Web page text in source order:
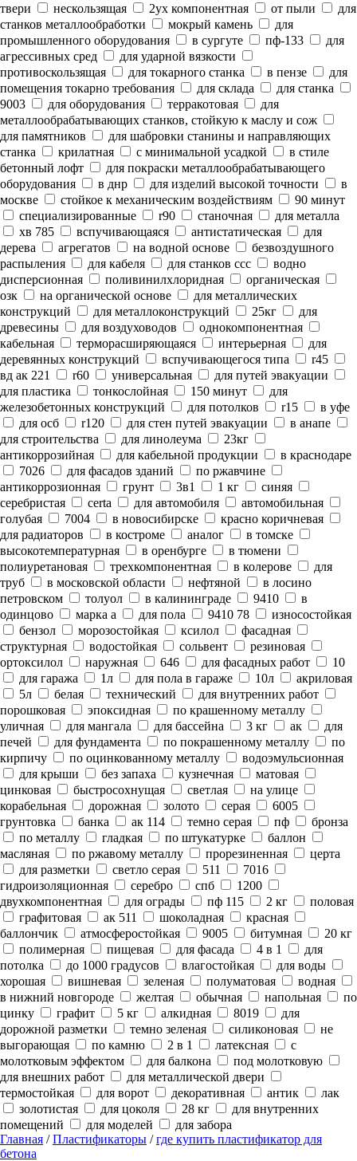
твери
нескользящая 2ух компонентная от пыли
для
станков металлообработки
мокрый камень
для
промышленного оборудования
в сургуте пф-133
для
агрессивных сред
для ударной вязкости
противоскользящая
для токарного станка в пензе
для
помещения токарно требования
для склада
для станка
9003
для оборудования терракотовая
для
металлообрабатывающих станков, стойкую к маслу и сож
для памятников
для шабровки станины и направляющих
станка
крилатная с минимальной усадкой
в стиле
бетонный лофт
для покраски металлообрабатывающего
оборудования
в днр для изделий высокой точности
в
москве
стойкое к механическим воздействиям
90 минут
специализированные
r90 станочная
для металла
хв 785
вспучивающаяся антистатическая
для
дерева
агрегатов на водной основе
безвоздушного
распыления
для кабеля для станков ссс
водно
дисперсионная
поливинилхлоридная
органическая
озк
на органической основе
для металлических
конструкций
для металлоконструкций 25кг
для
древесины
для воздуховодов
однокомпонентная
кабельная
терморасширяющаяся интерьерная
для
деревянных конструкций
вспучивающегося типа
r45
вд ак 221
r60 универсальная
для путей эвакуации
для пластика
тонкослойная 150 минут
для
железобетонных конструкций
для потолков r15
в уфе
для осб
r120 для стен путей эвакуации
в анапе
для строительства
для линолеума
23кг
антикоррозийная
для кабельной продукции
в краснодаре
7026
для фасадов зданий
по ржавчине
антикоррозионная
грунт 3в1 1 кг
синяя
серебристая
certa для автомобиля
автомобильная
голубая
7004 в новосибирске
красно коричневая
для радиаторов
в костроме аналог
в томске
высокотемпературная
в оренбурге
в тюмени
полиуретановая
трехкомпонентная в колерове
для
труб
в московской области нефтяной
в лосино
петровском
толуол в калининграде 9410
в
одинцово
марка а для пола 9410 78
износостойкая
бензол
морозостойкая ксилол
фасадная
структурная
водостойкая сольвент
резиновая
ортоксилол
наружная 646 для фасадных работ
10
для гаража
1л для пола в гараже 10л
акриловая
5л
белая технический
для внутренних работ
порошковая
эпоксидная
по крашенному металлу
уличная
для мангала для бассейна 3 кг ак
для
печей
для фундамента по покрашенному металлу
по
кирпичу
по оцинкованному металлу
водоэмульсионная
для крыши
без запаха кузнечная
матовая
цинковая
быстросохнущая светлая
на улице
корабельная
дорожная золото серая
6005
грунтовка
банка ак 114 темно серая пф
бронза
по металлу
гладкая по штукатурке
баллон
масляная
по ржавому металлу прорезиненная
церта
для разметки
светло серая 511
7016
гидроизоляционная
серебро спб
1200
двухкомпонентная
для ограды пф 115 2 кг
половая
графитовая
ак 511 шоколадная
красная
баллончик
атмосферостойкая 9005 битумная
20 кг
полимерная
пищевая для фасада 4 в 1
для
потолка
до 1000 градусов влагостойкая
для воды
хорошая
вишневая зеленая полуматовая
водная
в нижний новгороде
желтая обычная напольная
по
цинку
графит 5 кг алкидная 8019
для
дорожной разметки
темно зеленая силиконовая
не
выгорающая
по камню 2 в 1 латексная
с
молотковым эффектом
для балкона
под молотковую
для внешних работ
для металлической двери
термостойкая
для ворот декоративная антик
лак
золотистая
для цоколя 28 кг
для внутренних
помещений
для моделей
для забора
Главная /Пластификаторы /где купить пластификатор для
бетона